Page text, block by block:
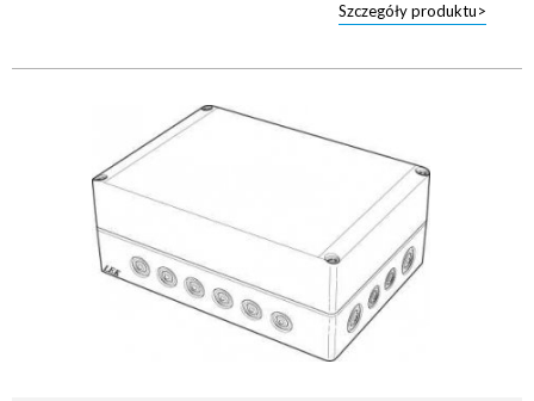
Szczegóły produktu>